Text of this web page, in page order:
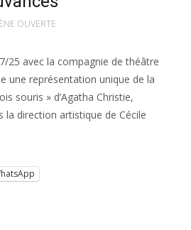
OUVERTE
25 avec la compagnie de théâtre
une représentation unique de la
souris » d’Agatha Christie,
la direction artistique de Cécile